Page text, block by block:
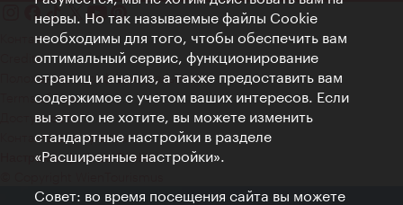
Контакт
Credits
Положение о конфиденциальности
Terms of Use
Доступность
Контакты для прессы
Настройки файлов Cookie
нервы. Но так называемые файлы Cookie
необходимы для того, чтобы обеспечить вам
оптимальный сервис, функционирование
страниц и анализ, а также предоставить вам
содержимое с учетом ваших интересов. Если
вы этого не хотите, вы можете изменить
стандартные настройки в разделе
«Расширенные настройки».
Совет: во время посещения сайта вы можете